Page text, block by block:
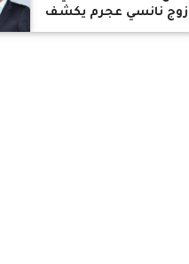
زوج نانسي عجرم يكشف
موقفه القانوني بعد قرار